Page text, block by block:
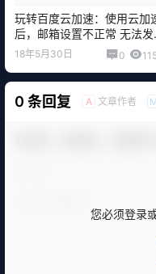
玩转百度云加速：使用云加
后，邮箱设置不正常 无法发
邮箱
18年5月30日 0
0 条回复 A 文章作者
您必须登录